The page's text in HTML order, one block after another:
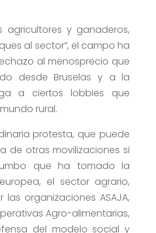
agricultores y ganaderos,
al sector”, el campo ha
al menosprecio que
desde Bruselas y a la
a ciertos lobbies que
rural.
protesta, que puede
de otras movilizaciones si
que ha tomado la
el sector agrario,
organizaciones ASAJA,
Agro-alimentarias,
del modelo social y